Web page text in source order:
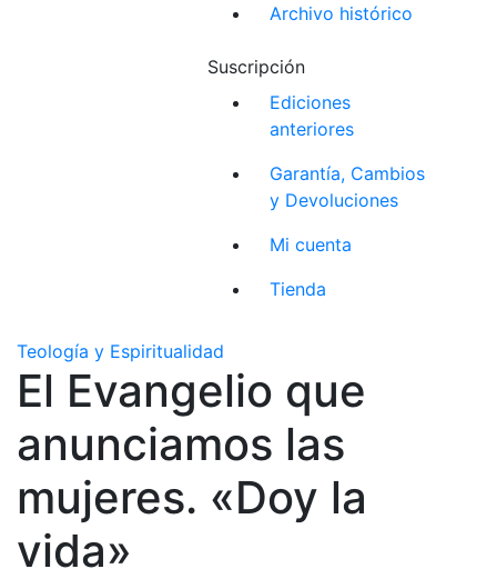
Archivo histórico
Suscripción
Ediciones
anteriores
Garantía, Cambios
y Devoluciones
Mi cuenta
Tienda
Teología y Espiritualidad
El Evangelio que
anunciamos las
mujeres. «Doy la
vida»